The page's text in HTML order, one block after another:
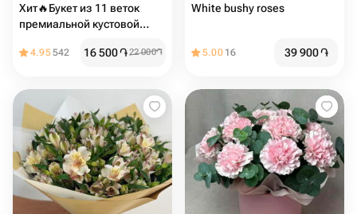
Хит🔥Букет из 11 веток
премиальной кустовой
4.95542 16 500֏22 000֏
White bushy roses
5.00 16 39 900֏